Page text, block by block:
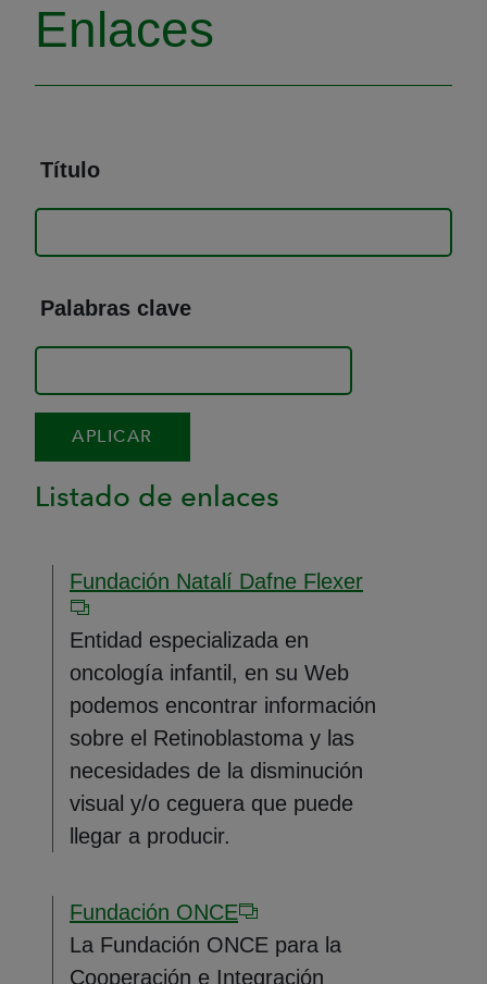
Enlaces
Título
Palabras clave
Listado de enlaces
Fundación Natalí Dafne Flexer
Entidad especializada en
oncología infantil, en su Web
podemos encontrar información
sobre el Retinoblastoma y las
necesidades de la disminución
visual y/o ceguera que puede
llegar a producir.
Fundación ONCE
La Fundación ONCE para la
Cooperación e Integración